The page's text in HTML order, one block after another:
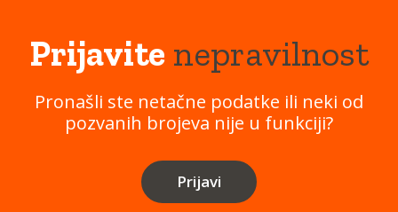
Prijavitenepravilnost
Pronašli ste netačne podatke ili neki od
pozvanih brojeva nije u funkciji?
Prijavi